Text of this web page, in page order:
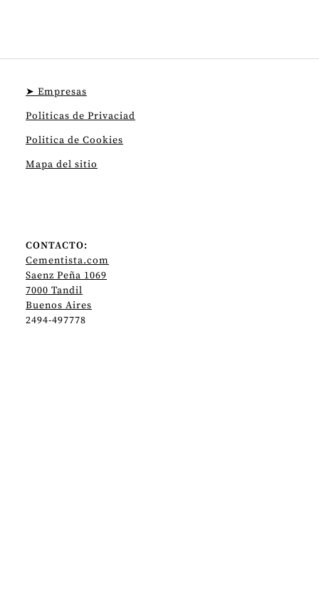
➤ Empresas
Politicas de Privaciad
Politica de Cookies
Mapa del sitio
CONTACTO:
Cementista.com
Saenz Peña 1069
7000 Tandil
Buenos Aires
2494-497778